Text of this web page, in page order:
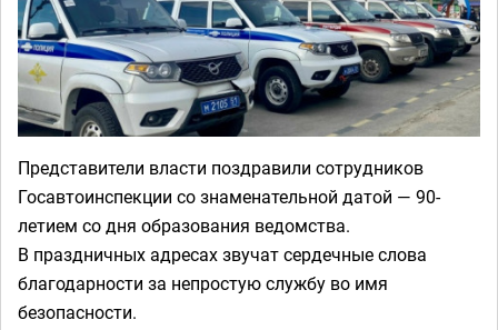
Представители власти поздравили сотрудников
Госавтоинспекции со знаменательной датой — 90-
летием со дня образования ведомства.
В праздничных адресах звучат сердечные слова
благодарности за непростую службу во имя
безопасности.